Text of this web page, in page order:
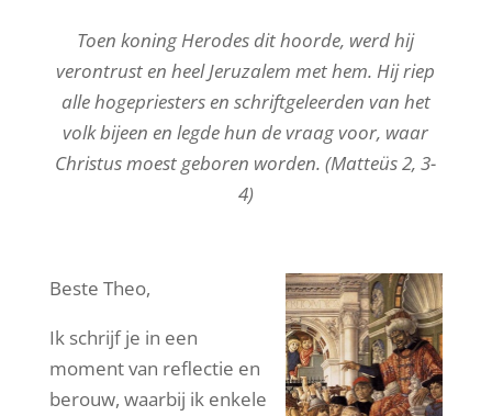
Toen koning Herodes dit hoorde, werd hij
verontrust en heel Jeruzalem met hem. Hij riep
alle hogepriesters en schriftgeleerden van het
volk bijeen en legde hun de vraag voor, waar
Christus moest geboren worden. (Matteüs 2, 3-
4)
Beste Theo,
Ik schrijf je in een
moment van reflectie en
berouw, waarbij ik enkele